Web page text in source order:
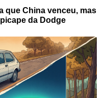
que China venceu, mas
da Dodge